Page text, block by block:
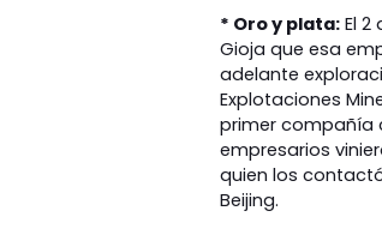
* Oro y plata: El
Gioja que esa
adelante
Explotaciones
primer compañía
empresarios
quien los
Beijing.